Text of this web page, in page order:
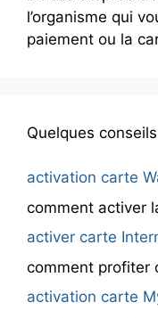
l’organisme qui
paiement ou la
Quelques
activation carte
comment activer
activer carte
comment profiter
activation carte